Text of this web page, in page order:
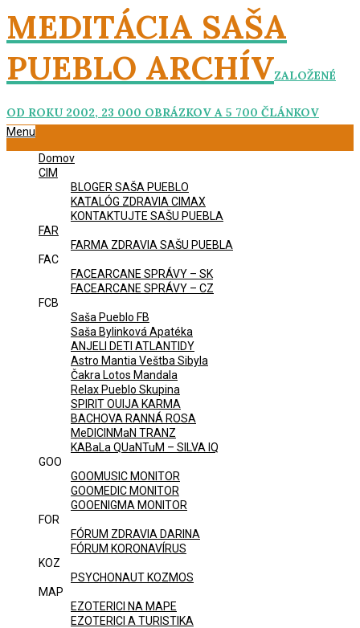
Skip
to
content
MEDITÁCIA SAŠA
PUEBLO ARCHÍVZALOŽENÉ
OD ROKU 2002, 23 000 OBRÁZKOV A 5 700 ČLÁNKOV
Primary
Menu
Domov
CIM
BLOGER SAŠA PUEBLO
KATALÓG ZDRAVIA CIMAX
KONTAKTUJTE SAŠU PUEBLA
FAR
FARMA ZDRAVIA SAŠU PUEBLA
FAC
FACEARCANE SPRÁVY – SK
FACEARCANE SPRÁVY – CZ
FCB
Saša Pueblo FB
Saša Bylinková Apatéka
ANJELI DETI ATLANTIDY
Astro Mantia Veštba Sibyla
Čakra Lotos Mandala
Relax Pueblo Skupina
SPIRIT OUIJA KARMA
BACHOVA RANNÁ ROSA
MeDICINMaN TRANZ
KABaLa QUaNTuM – SILVA IQ
GOO
GOOMUSIC MONITOR
GOOMEDIC MONITOR
GOOENIGMA MONITOR
FOR
FÓRUM ZDRAVIA DARINA
FÓRUM KORONAVÍRUS
KOZ
PSYCHONAUT KOZMOS
MAP
EZOTERICI NA MAPE
EZOTERICI A TURISTIKA